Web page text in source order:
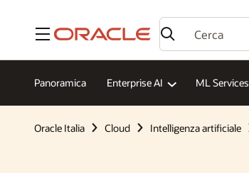
Menu
Panoramica Enterprise AI ML Services
Oracle Italia Cloud Intelligenza artificiale